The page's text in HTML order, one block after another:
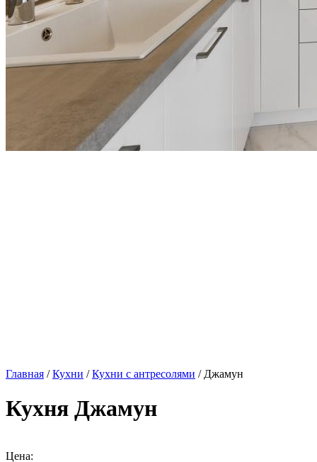
Главная /Кухни /Кухни с антресолями / Джамун
Кухня Джамун
Цена: